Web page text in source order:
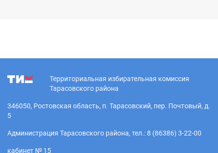
Территориальная избирательная комиссия
Тарасовского района
346050, Ростовская область, п. Тарасовский, пер. Почтовый, д.
5
Администрация Тарасовского района, тел.: 8 (86386) 3-22-00
кабинет № 15